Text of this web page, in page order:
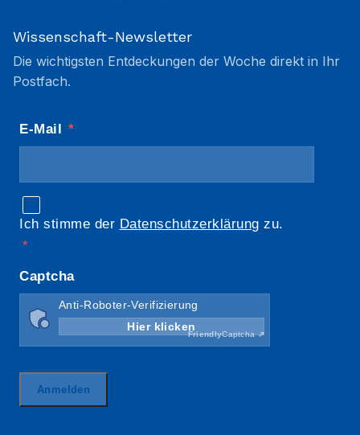
Wissenschaft-Newsletter
Die wichtigsten Entdeckungen der Woche direkt in Ihr
Postfach.